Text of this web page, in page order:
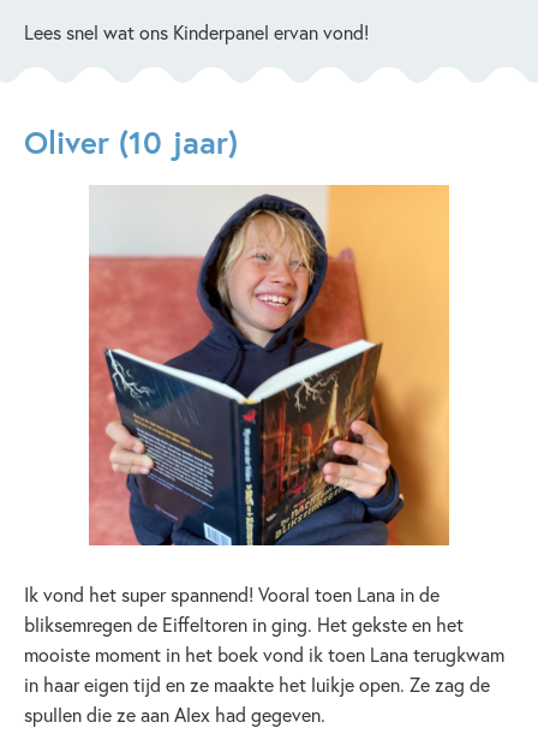
Lees snel wat ons Kinderpanel ervan vond!
Oliver (10 jaar)
Ik vond het super spannend! Vooral toen Lana in de
bliksemregen de Eiffeltoren in ging. Het gekste en het
mooiste moment in het boek vond ik toen Lana terugkwam
in haar eigen tijd en ze maakte het luikje open. Ze zag de
spullen die ze aan Alex had gegeven.